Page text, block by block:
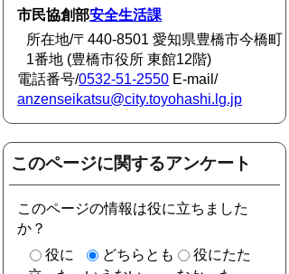
市民協創部安全生活課
所在地/〒440-8501 愛知県豊橋市今橋町
1番地 (豊橋市役所 東館12階)
電話番号/0532-51-2550 E-mail/
anzenseikatsu@city.toyohashi.lg.jp
このページに関するアンケート
このページの情報は役に立ちました
か？
役に
どちらとも
役にたた